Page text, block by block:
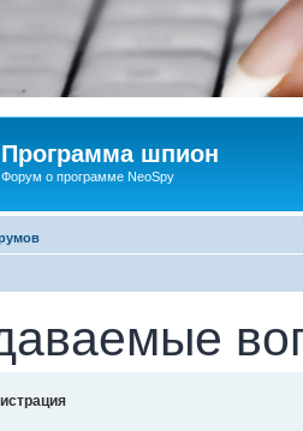
Программа шпион
Форум о программе NeoSpy